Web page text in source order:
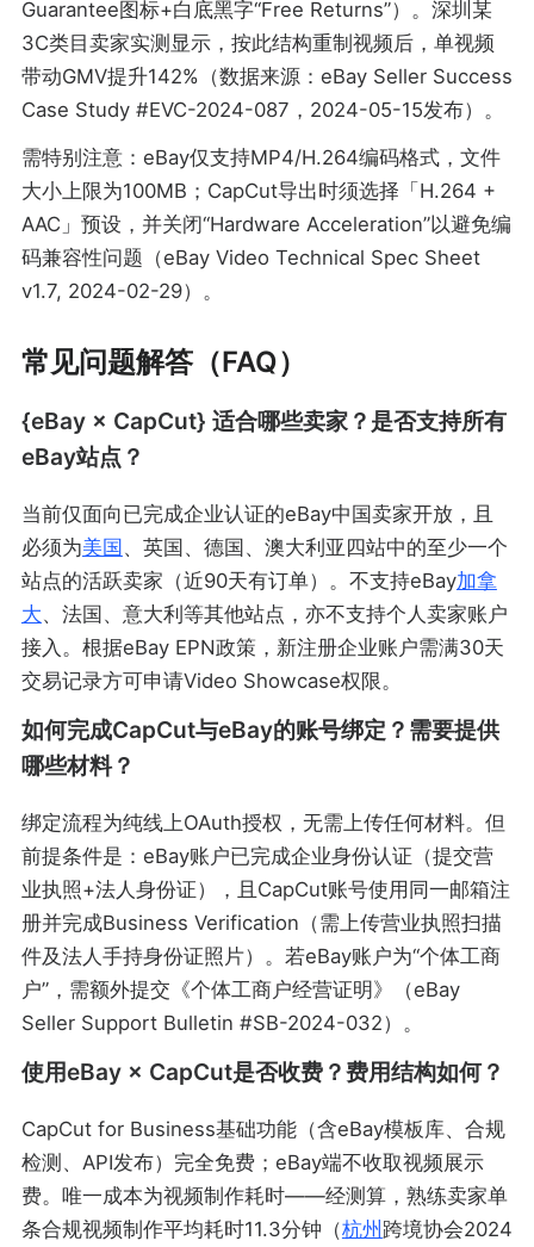
Guarantee图标+白底黑字“Free Returns”）。深圳某
3C类目卖家实测显示，按此结构重制视频后，单视频
带动GMV提升142%（数据来源：eBay Seller Success
Case Study #EVC-2024-087，2024-05-15发布）。
需特别注意：eBay仅支持MP4/H.264编码格式，文件
大小上限为100MB；CapCut导出时须选择「H.264 +
AAC」预设，并关闭“Hardware Acceleration”以避免编
码兼容性问题（eBay Video Technical Spec Sheet
v1.7, 2024-02-29）。
常见问题解答（FAQ）
{eBay × CapCut} 适合哪些卖家？是否支持所有
eBay站点？
当前仅面向已完成企业认证的eBay中国卖家开放，且
必须为美国 、英国、德国、澳大利亚四站中的至少一个
站点的活跃卖家（近90天有订单）。不支持eBay加拿
大、法国、意大利等其他站点，亦不支持个人卖家账户
接入。根据eBay EPN政策，新注册企业账户需满30天
交易记录方可申请Video Showcase权限。
如何完成CapCut与eBay的账号绑定？需要提供
哪些材料？
绑定流程为纯线上OAuth授权，无需上传任何材料。但
前提条件是：eBay账户已完成企业身份认证（提交营
业执照+法人身份证），且CapCut账号使用同一邮箱注
册并完成Business Verification（需上传营业执照扫描
件及法人手持身份证照片）。若eBay账户为“个体工商
户”，需额外提交《个体工商户经营证明》（eBay
Seller Support Bulletin #SB-2024-032）。
使用eBay × CapCut是否收费？费用结构如何？
CapCut for Business基础功能（含eBay模板库、合规
检测、API发布）完全免费；eBay端不收取视频展示
费。唯一成本为视频制作耗时——经测算，熟练卖家单
条合规视频制作平均耗时11.3分钟（杭州 跨境协会2024